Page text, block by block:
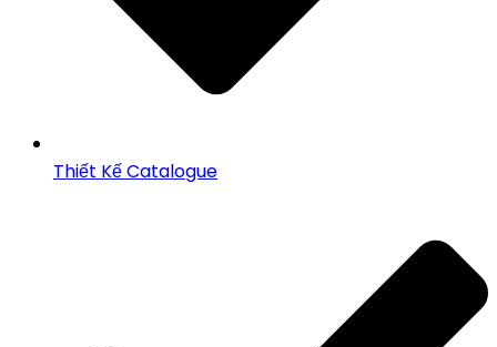
Thiết Kế Catalogue